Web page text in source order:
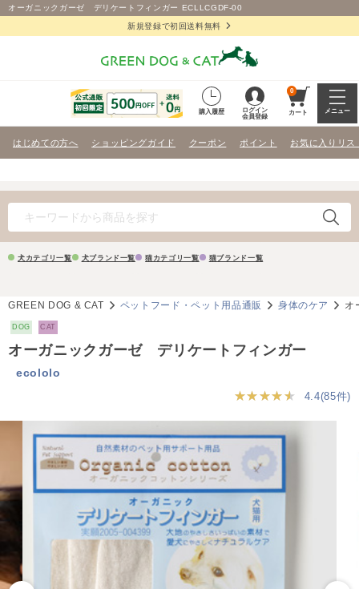
オーガニックガーゼ デリケートフィンガー ECLLCGDF-00
新規登録で初回送料無料
購入履歴
ログイン
会員登録
0
カート メニュー
はじめての方へ ショッピングガイド クーポン ポイント お気に入りリス
犬カテゴリ一覧 犬ブランド一覧 猫カテゴリ一覧 猫ブランド一覧
GREEN DOG & CAT ペットフード・ペット用品通販 身体のケア オ
DOG CAT
オーガニックガーゼ デリケートフィンガー
ecololo
★★★★★ 4.4(85件)